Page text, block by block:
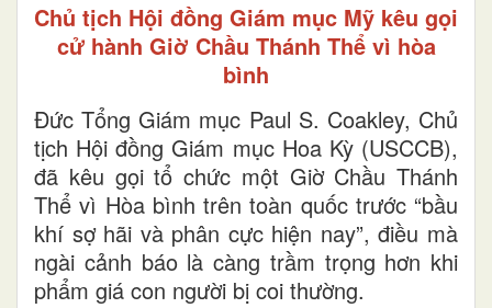
Chủ tịch Hội đồng Giám mục Mỹ kêu gọi
cử hành Giờ Chầu Thánh Thể vì hòa
bình
Đức Tổng Giám mục Paul S. Coakley, Chủ
tịch Hội đồng Giám mục Hoa Kỳ (USCCB),
đã kêu gọi tổ chức một Giờ Chầu Thánh
Thể vì Hòa bình trên toàn quốc trước “bầu
khí sợ hãi và phân cực hiện nay”, điều mà
ngài cảnh báo là càng trầm trọng hơn khi
phẩm giá con người bị coi thường.